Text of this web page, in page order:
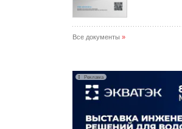
Все документы »
Реклама